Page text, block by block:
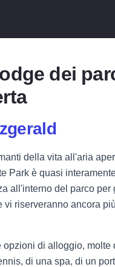
dei
della vita all'aria
Park è quasi
all'interno del parco
riserveranno ancora
opzioni di alloggio,
di una spa, di un